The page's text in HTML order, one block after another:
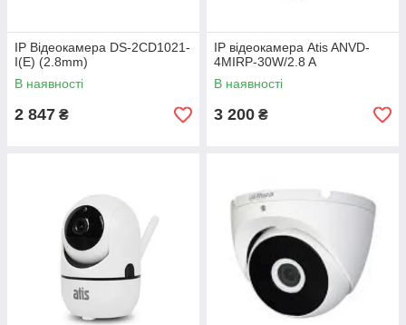
IP Відеокамера DS-2CD1021-
I(E) (2.8mm)
В наявності
2 847 ₴
IP відеокамера Atis ANVD-
4MIRP-30W/2.8 A
В наявності
3 200 ₴